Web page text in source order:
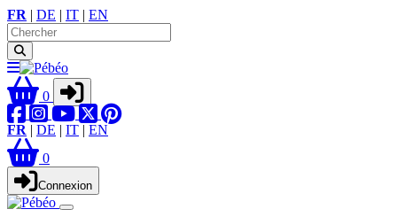
FR | DE | IT | EN
0
FR | DE | IT | EN
0
Connexion